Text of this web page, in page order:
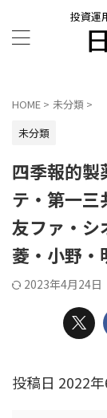
投資運
HOME > 未分類 >
未分類
四季報的製
テ・第一三
友ファ・シ
菱・小野・
2023年4月24日
投稿日 2022